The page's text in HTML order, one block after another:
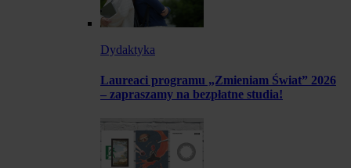
Dydaktyka
Laureaci programu „Zmieniam Świat” 2026
– zapraszamy na bezpłatne studia!